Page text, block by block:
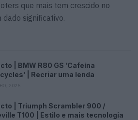
que mais tem crescido no
dado significativo.
| BMW R80 GS ‘Cafeína
| Recriar uma lenda
| Triumph Scrambler 900 /
T100 | Estilo e mais tecnologia